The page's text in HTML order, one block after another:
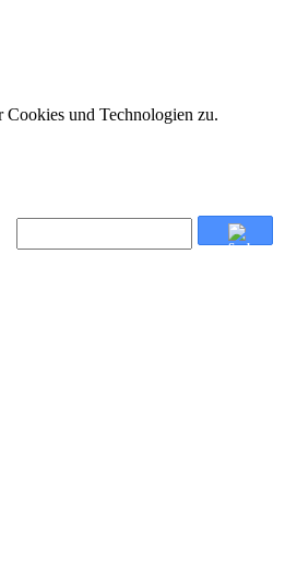
und Technologien zu.